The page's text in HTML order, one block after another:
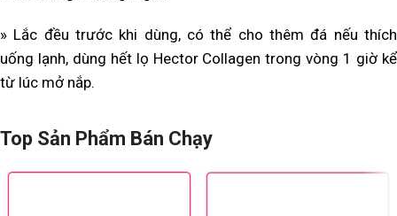
» Lắc đều trước khi dùng, có thể cho thêm đá nếu thích
uống lạnh, dùng hết lọ Hector Collagen trong vòng 1 giờ kể
từ lúc mở nắp.
Top Sản Phẩm Bán Chạy